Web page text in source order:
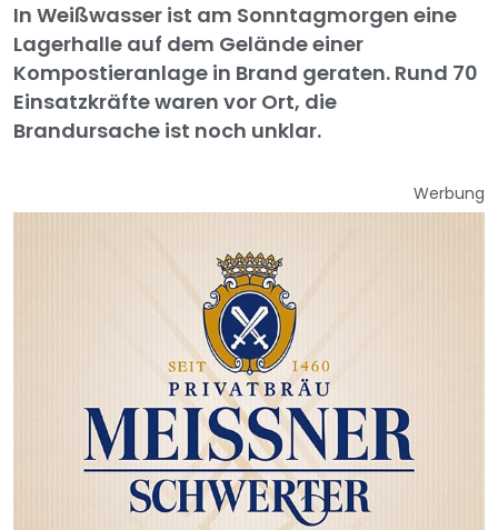
In Weißwasser ist am Sonntagmorgen eine
Lagerhalle auf dem Gelände einer
Kompostieranlage in Brand geraten. Rund 70
Einsatzkräfte waren vor Ort, die
Brandursache ist noch unklar.
Werbung